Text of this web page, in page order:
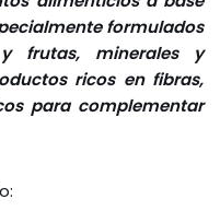
formulados
frutas, minerales y
ricos en fibras,
para complementar